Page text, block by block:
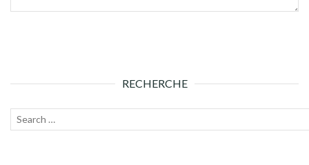
RECHERCHE
Recherche